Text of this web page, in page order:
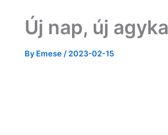
Új nap, új
By Emese / 2023-02-15